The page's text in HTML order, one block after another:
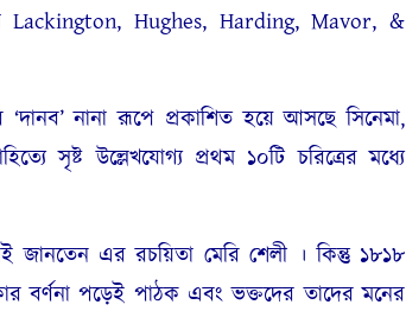
Lackington, Hughes, Harding, Mavor, &
নানা রূপে প্রকাশিত হয়ে আসছে সিনেমা,
সৃষ্ট উল্লেখযোগ্য প্রথম ১০টি চরিত্রের মধ্যে
এর রচয়িতা মেরি শেলী । কিন্তু ১৮১৮
বর্ণনা পড়েই পাঠক এবং ভক্তদের তাদের মনের